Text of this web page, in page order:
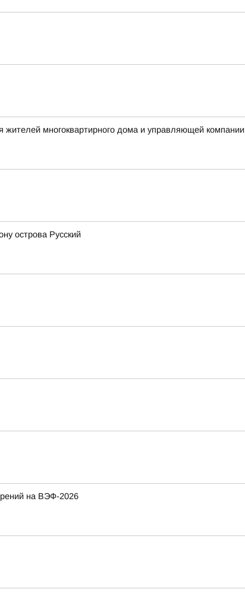
многоквартирного дома и управляющей компании
острова Русский
на ВЭФ-2026